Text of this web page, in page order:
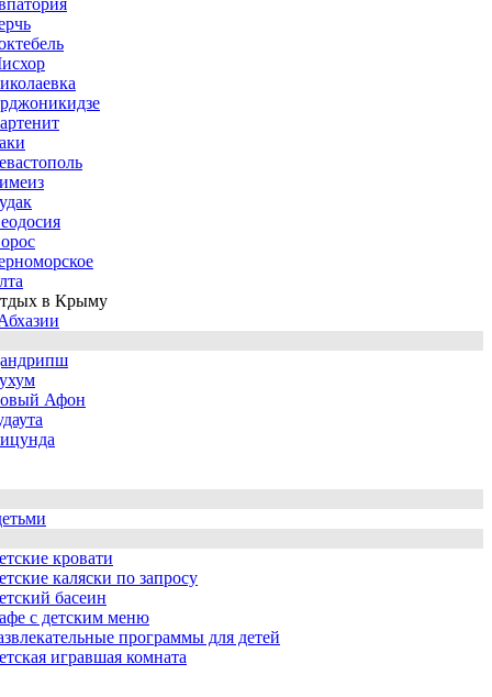
в Крыму
Афон
кровати
каляски по запросу
басеин
с детским меню
программы для детей
игравшая комната